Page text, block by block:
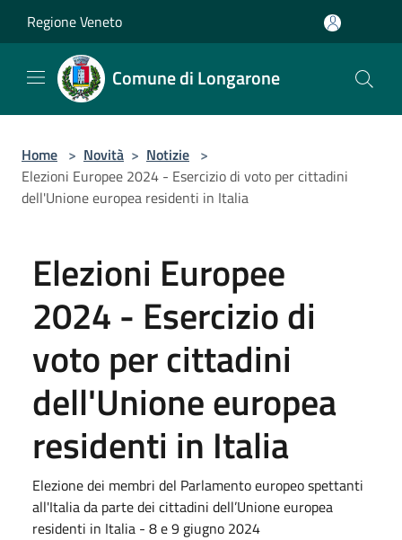
Regione Veneto
Comune di Longarone
Home > Novità > Notizie >
Elezioni Europee 2024 - Esercizio di voto per cittadini
dell'Unione europea residenti in Italia
Elezioni Europee
2024 - Esercizio di
voto per cittadini
dell'Unione europea
residenti in Italia
Elezione dei membri del Parlamento europeo spettanti
all'Italia da parte dei cittadini dell’Unione europea
residenti in Italia - 8 e 9 giugno 2024